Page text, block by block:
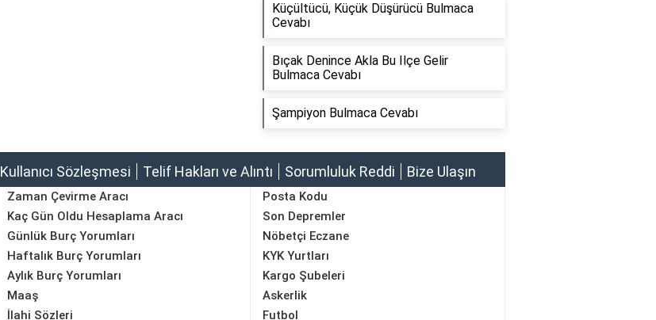
Küçültücü, Küçük Düşürücü Bulmaca
Cevabı
Bıçak Denince Akla Bu Ilçe Gelir
Bulmaca Cevabı
Şampiyon Bulmaca Cevabı
Kullanıcı Sözleşmesi Telif Hakları ve Alıntı Sorumluluk Reddi Bize Ulaşın
Zaman Çevirme Aracı
Kaç Gün Oldu Hesaplama Aracı
Günlük Burç Yorumları
Haftalık Burç Yorumları
Aylık Burç Yorumları
Maaş
Posta Kodu
Son Depremler
Nöbetçi Eczane
KYK Yurtları
Kargo Şubeleri
Askerlik
İlahi Sözleri
Futbol